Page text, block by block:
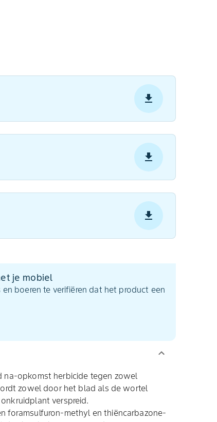
je mobiel
boeren te verifiëren dat het product een
na-opkomst herbicide tegen zowel
zowel door het blad als de wortel
verspreid.
foramsulfuron-methyl en thiëncarbazone-